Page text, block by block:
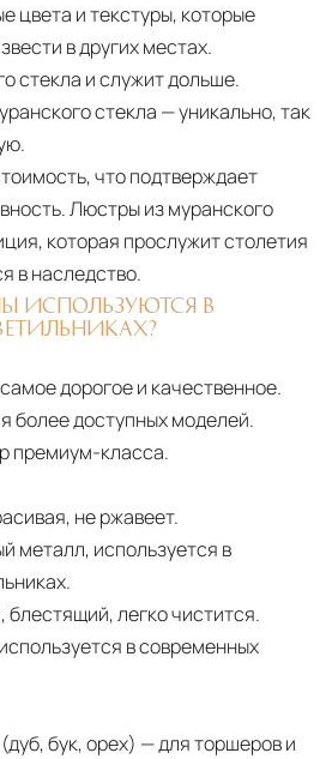
цвета и текстуры, которые
в других местах.
стекла и служит дольше.
стекла — уникально, так
что подтверждает
Люстры из муранского
которая прослужит столетия
в наследство.
ИСПОЛЬЗУЮТСЯ В
дорогое и качественное.
более доступных моделей.
премиум-класса.
не ржавеет.
металл, используется в
легко чистится.
в современных
бук, орех) — для торшеров и